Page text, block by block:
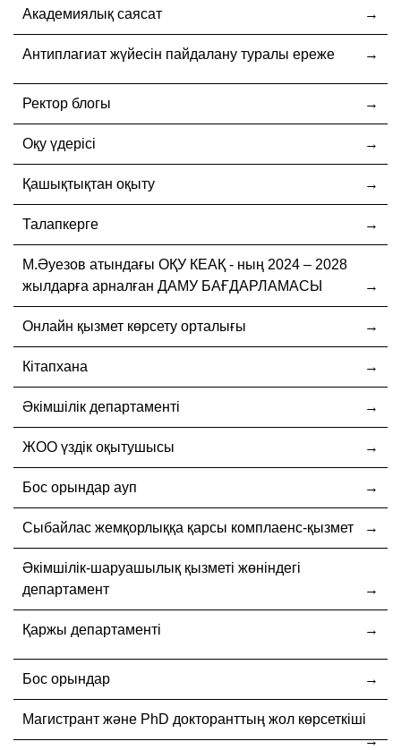
Академиялық саясат
Антиплагиат жүйесін пайдалану туралы ереже
Ректор блогы
Оқу үдерісі
Қашықтықтан оқыту
Талапкерге
М.Әуезов атындағы ОҚУ КЕАҚ - ның 2024 – 2028
жылдарға арналған ДАМУ БАҒДАРЛАМАСЫ
Онлайн қызмет көрсету орталығы
Кітапхана
Әкімшілік департаменті
ЖОО үздік оқытушысы
Бос орындар ауп
Cыбайлас жемқорлыққа қарсы комплаенс-қызмет
Әкімшілік-шаруашылық қызметі жөніндегі
департамент
Қаржы департаменті
Бос орындар
Магистрант және PhD докторанттың жол көрсеткіші